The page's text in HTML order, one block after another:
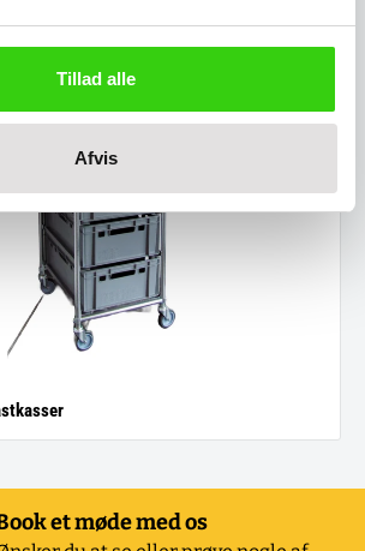
Tillad alle
Afvis
et møde med os